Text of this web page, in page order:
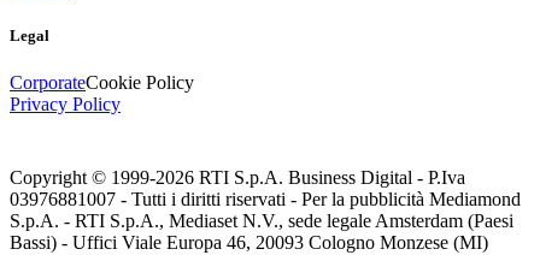
Legal
CorporateCookie Policy
Privacy Policy
Copyright © 1999-2026 RTI S.p.A. Business Digital - P.Iva
03976881007 - Tutti i diritti riservati - Per la pubblicità Mediamond
S.p.A. - RTI S.p.A., Mediaset N.V., sede legale Amsterdam (Paesi
Bassi) - Uffici Viale Europa 46, 20093 Cologno Monzese (MI)